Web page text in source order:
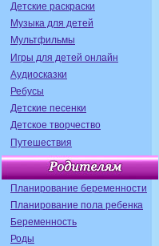
Детские раскраски
Музыка для детей
Мультфильмы
Игры для детей онлайн
Аудиосказки
Ребусы
Детские песенки
Детское творчество
Путешествия
Планирование беременности
Планирование пола ребенка
Беременность
Роды